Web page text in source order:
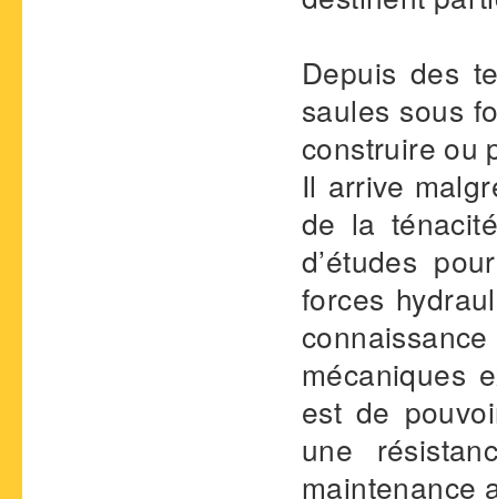
Depuis des
saules sous
construire ou
Il arrive
de la
d’études
forces
mécaniques
est de
une
maintenance